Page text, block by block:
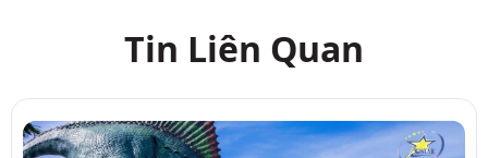
Tin Liên Quan